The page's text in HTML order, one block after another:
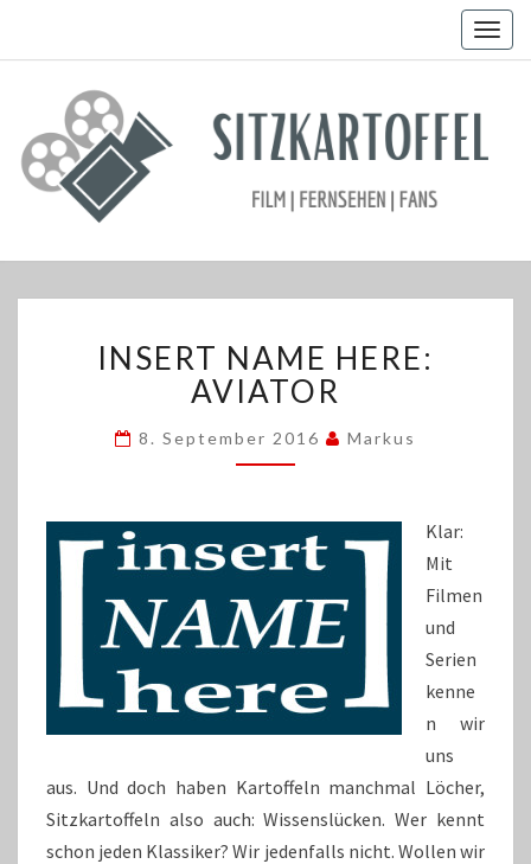
NAME
HERE:
AVIATOR
INSERT NAME HERE:
AVIATOR
8. September 2016 Markus
Klar:
Mit
Filmen
und
Serien
kenne
n wir
uns
aus. Und doch haben Kartoffeln manchmal Löcher,
Sitzkartoffeln also auch: Wissenslücken. Wer kennt
schon jeden Klassiker? Wir jedenfalls nicht. Wollen wir